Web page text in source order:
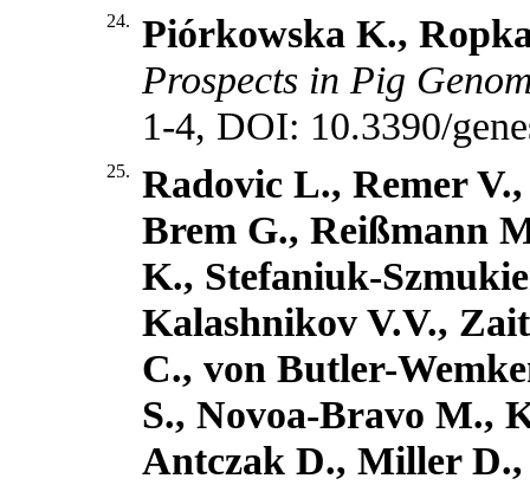
24.
Piórkowska K.,
Prospects in Pig
1-4, DOI: 10.3390/
25.
Radovic L., Remer
Brem G., Reißmann
K., Stefaniuk-
Kalashnikov V.V.,
C., von Butler-
S., Novoa-Bravo M.,
Antczak D., Miller